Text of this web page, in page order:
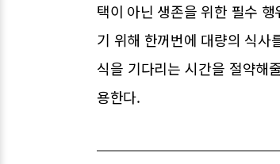
택이 아닌 생존을 위한 필수
기 위해 한꺼번에 대량의 식사
식을 기다리는 시간을 절약해
용한다.